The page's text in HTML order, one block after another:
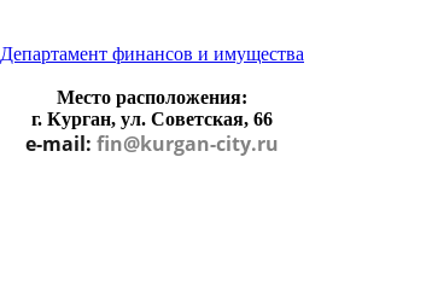
Департамент финансов и имущества
Место расположения:
г. Курган, ул. Советская, 66
e-mail: fin@kurgan-city.ru